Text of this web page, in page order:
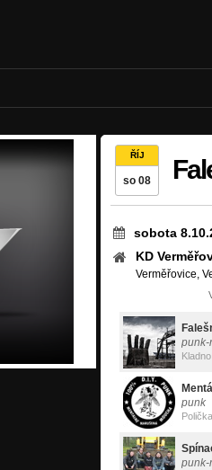
ŘÍJ
so 08
sobota
KD
Verměřovice,
punk-
Kladno
punk
Polička
punk-